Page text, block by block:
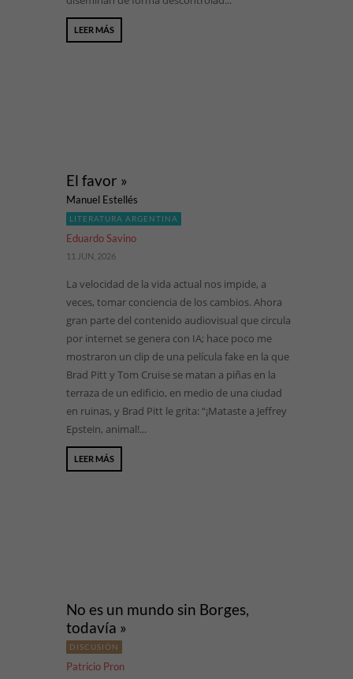
LEER MÁS
El favor »
Manuel Estellés
LITERATURA ARGENTINA
Eduardo Savino
11 JUN, 2026
La velocidad de la vida actual nos impide, a
veces, tomar conciencia de los cambios. Ahora
gran parte del contenido audiovisual que circula
por internet se genera con IA; hace poco me
mostraron un clip de una película fake en la que
Brad Pitt y Tom Cruise se matan a piñas en la
terraza de un edificio, en medio de una ciudad
en ruinas, y Brad Pitt le grita: “¡Mataste a Jeffrey
Epstein, animal!...
LEER MÁS
No es un mundo sin Borges,
todavía »
DISCUSIÓN
Patricio Pron